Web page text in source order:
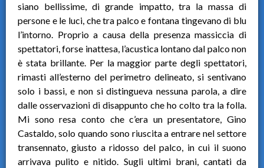
siano bellissime, di grande impatto, tra la massa di
persone e le luci, che tra palco e fontana tingevano di blu
l’intorno. Proprio a causa della presenza massiccia di
spettatori, forse inattesa, l’acustica lontano dal palco non
è stata brillante. Per la maggior parte degli spettatori,
rimasti all’esterno del perimetro delineato, si sentivano
solo i bassi, e non si distingueva nessuna parola, a dire
dalle osservazioni di disappunto che ho colto tra la folla.
Mi sono resa conto che c’era un presentatore, Gino
Castaldo, solo quando sono riuscita a entrare nel settore
transennato, giusto a ridosso del palco, in cui il suono
arrivava pulito e nitido. Sugli ultimi brani, cantati da